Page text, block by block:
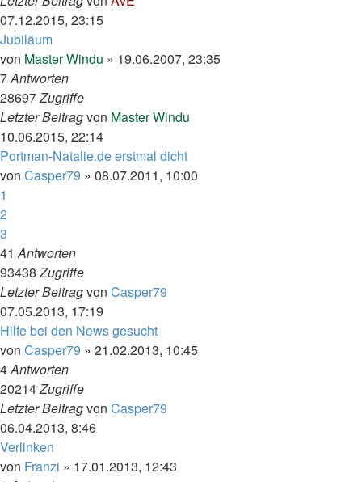
07.12.2015, 23:15
Jubiläum
von Master Windu » 19.06.2007, 23:35
7Antworten
28697Zugriffe
Letzter Beitragvon Master Windu
10.06.2015, 22:14
Portman-Natalie.de erstmal dicht
von Casper79 » 08.07.2011, 10:00
1
2
3
41Antworten
93438Zugriffe
Letzter Beitragvon Casper79
07.05.2013, 17:19
Hilfe bei den News gesucht
von Casper79 » 21.02.2013, 10:45
4Antworten
20214Zugriffe
Letzter Beitragvon Casper79
06.04.2013, 8:46
Verlinken
von Franzi » 17.01.2013, 12:43